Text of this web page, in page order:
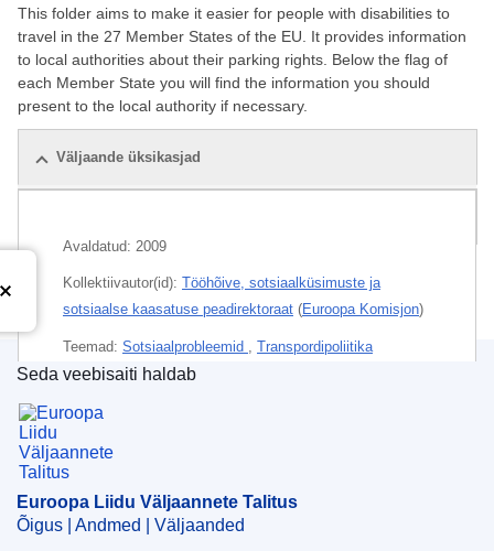
This folder aims to make it easier for people with disabilities to
travel in the 27 Member States of the EU. It provides information
to local authorities about their parking rights. Below the flag of
each Member State you will find the information you should
present to the local authority if necessary.
Väljaande üksikasjad
Avaldatud: 2009
Kollektiivautor(id): Tööhõive, sotsiaalküsimuste ja
sotsiaalse kaasatuse peadirektoraat (Euroopa Komisjon)
Teemad: Sotsiaalprobleemid , Transpordipoliitika
puuetega isikute abivahendid
veodokument
Trükitud (Reklaamleht)
Euroopa Liidu Väljaannete Talitus
Seda veebisaiti haldab
Euroopa Liidu Väljaannete Talitus
Õigus | Andmed | Väljaanded